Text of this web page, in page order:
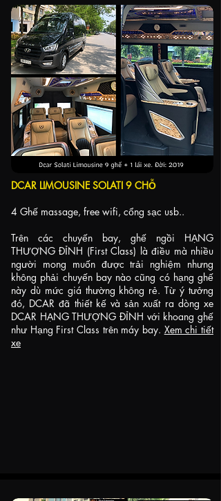
DCAR LIMOUSINE SOLATI 9 CHỖ
4 Ghế massage, free wifi, cổng sạc usb..
Trên các chuyến bay, ghế ngồi HẠNG
THƯỢNG ĐỈNH (First Class) là điều mà nhiều
người mong muốn được trải nghiệm nhưng
không phải chuyến bay nào cũng có hạng ghế
này dù mức giá thường không rẻ. Từ ý tưởng
đó, DCAR đã thiết kế và sản xuất ra dòng xe
DCAR HẠNG THƯỢNG ĐỈNH với khoang ghế
như Hạng First Class trên máy bay. Xem chi tiết
xe